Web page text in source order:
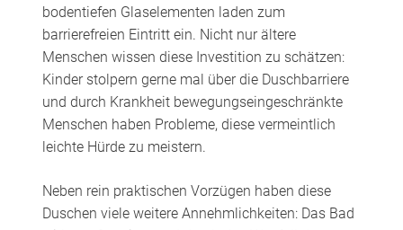
bodentiefen Glaselementen laden zum
barrierefreien Eintritt ein. Nicht nur ältere
Menschen wissen diese Investition zu schätzen:
Kinder stolpern gerne mal über die Duschbarriere
und durch Krankheit bewegungseingeschränkte
Menschen haben Probleme, diese vermeintlich
leichte Hürde zu meistern.
Neben rein praktischen Vorzügen haben diese
Duschen viele weitere Annehmlichkeiten: Das Bad